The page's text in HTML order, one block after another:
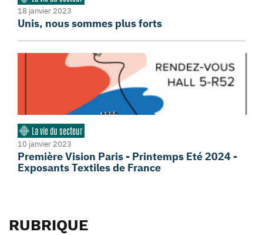
18 janvier 2023
Unis, nous sommes plus forts
La vie du secteur
10 janvier 2023
Première Vision Paris - Printemps Eté 2024 -
Exposants Textiles de France
RUBRIQUE